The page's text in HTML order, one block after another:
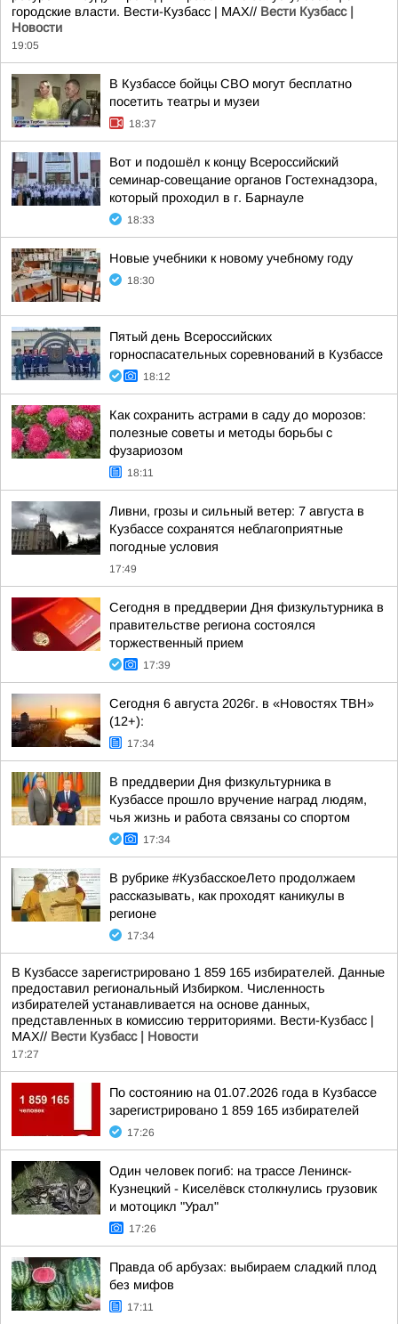
городские власти. Вести-Кузбасс | MAX// Вести Кузбасс |
Новости
19:05
В Кузбассе бойцы СВО могут бесплатно
посетить театры и музеи
18:37
Вот и подошёл к концу Всероссийский
семинар-совещание органов Гостехнадзора,
который проходил в г. Барнауле
18:33
Новые учебники к новому учебному году
18:30
Пятый день Всероссийских
горноспасательных соревнований в Кузбассе
18:12
Как сохранить астрами в саду до морозов:
полезные советы и методы борьбы с
фузариозом
18:11
Ливни, грозы и сильный ветер: 7 августа в
Кузбассе сохранятся неблагоприятные
погодные условия
17:49
Сегодня в преддверии Дня физкультурника в
правительстве региона состоялся
торжественный прием
17:39
Сегодня 6 августа 2026г. в «Новостях ТВН»
(12+):
17:34
В преддверии Дня физкультурника в
Кузбассе прошло вручение наград людям,
чья жизнь и работа связаны со спортом
17:34
В рубрике #КузбасскоеЛето продолжаем
рассказывать, как проходят каникулы в
регионе
17:34
В Кузбассе зарегистрировано 1 859 165 избирателей. Данные
предоставил региональный Избирком. Численность
избирателей устанавливается на основе данных,
представленных в комиссию территориями. Вести-Кузбасс |
MAX// Вести Кузбасс | Новости
17:27
По состоянию на 01.07.2026 года в Кузбассе
зарегистрировано 1 859 165 избирателей
17:26
Один человек погиб: на трассе Ленинск-
Кузнецкий - Киселёвск столкнулись грузовик
и мотоцикл "Урал"
17:26
Правда об арбузах: выбираем сладкий плод
без мифов
17:11